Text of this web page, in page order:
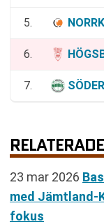
5.
6.
7.
23 mar 2026
med Jämtland-
fokus